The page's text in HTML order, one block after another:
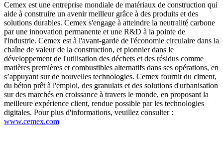
Cemex est une entreprise mondiale de matériaux de construction qui
aide à construire un avenir meilleur grâce à des produits et des
solutions durables. Cemex s'engage à atteindre la neutralité carbone
par une innovation permanente et une R&D à la pointe de
l'industrie. Cemex est à l'avant-garde de l'économie circulaire dans la
chaîne de valeur de la construction, et pionnier dans le
développement de l'utilisation des déchets et des résidus comme
matières premières et combustibles alternatifs dans ses opérations, en
s’appuyant sur de nouvelles technologies. Cemex fournit du ciment,
du béton prêt à l'emploi, des granulats et des solutions d'urbanisation
sur des marchés en croissance à travers le monde, en proposant la
meilleure expérience client, rendue possible par les technologies
digitales. Pour plus d'informations, veuillez consulter :
www.cemex.com